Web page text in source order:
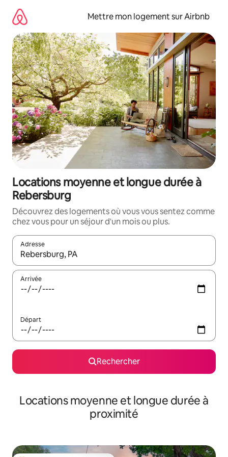
directement
contenu
Mettre mon logement sur Airbnb
Locations moyenne et longue durée à
Rebersburg
Découvrez des logements où vous vous sentez comme
chez vous pour un séjour d'un mois ou plus.
Adresse
Lorsque les résultats s'affichent, utilisez les flèches vers le
Arrivée
Départ
Rechercher
Locations moyenne et longue durée à
proximité